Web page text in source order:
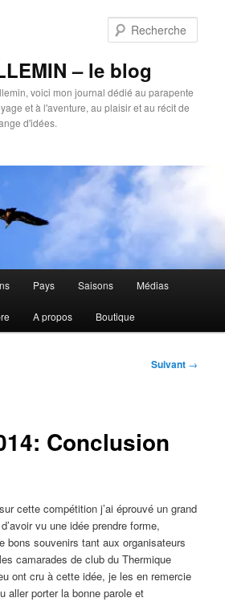
– le blog
voici mon journal dédié au parapente
et à l'aventure, au plaisir et au récit de
d'idées.
Pays Saisons Médias
A propos Boutique
Suivant →
Conclusion
cette compétition j’ai éprouvé un grand
vu une idée prendre forme,
bons souvenirs tant aux organisateurs
camarades de club du Thermique
ont cru à cette idée, je les en remercie
aller porter la bonne parole et